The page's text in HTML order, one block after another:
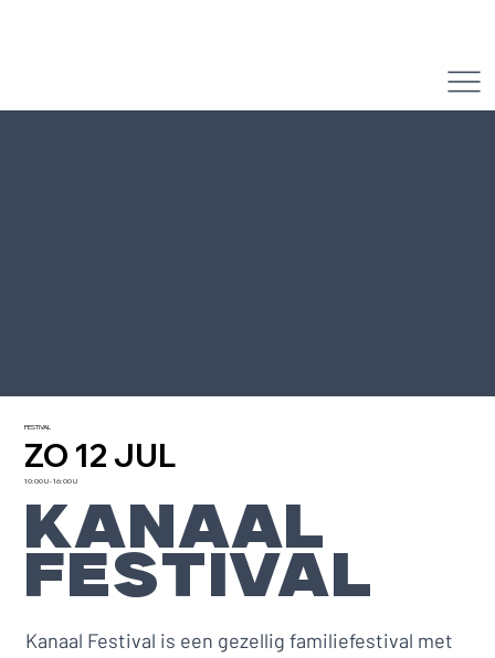
FESTIVAL
ZO 12 JUL
10:00 U - 16:00 U
KANAAL
FESTIVAL
Kanaal Festival is een gezellig familiefestival met